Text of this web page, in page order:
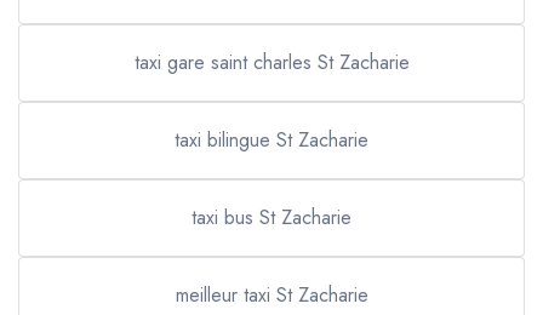
taxi gare saint charles St Zacharie
taxi bilingue St Zacharie
taxi bus St Zacharie
meilleur taxi St Zacharie